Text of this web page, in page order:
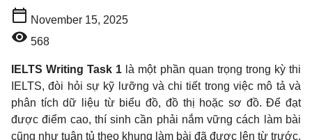
November 15, 2025
568
IELTS Writing Task 1 là một phần quan trọng trong kỳ thi
IELTS, đòi hỏi sự kỹ lưỡng và chi tiết trong việc mô tả và
phân tích dữ liệu từ biểu đồ, đồ thị hoặc sơ đồ. Để đạt
được điểm cao, thí sinh cần phải nắm vững cách làm bài
cũng như tuân tủ theo khung làm bài đã được lên từ trước.